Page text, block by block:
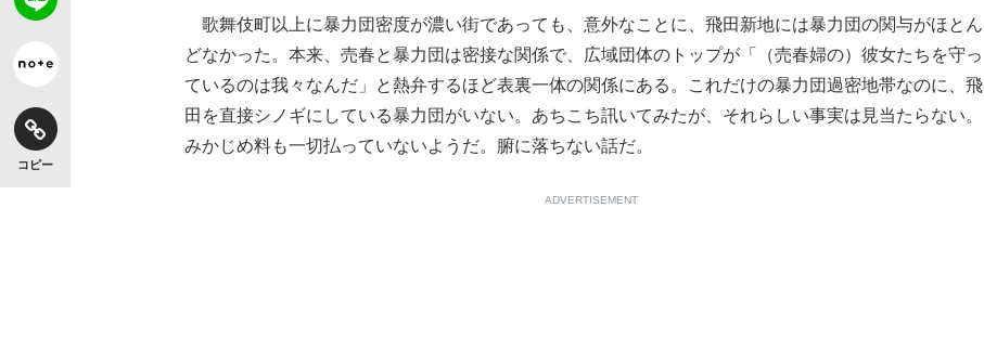
コピー
歌舞伎町以上に暴力団密度が濃い街であっても、意外なことに、飛田新地には暴力団の関与がほとん
どなかった。本来、売春と暴力団は密接な関係で、広域団体のトップが「（売春婦の）彼女たちを守っ
ているのは我々なんだ」と熱弁するほど表裏一体の関係にある。これだけの暴力団過密地帯なのに、飛
田を直接シノギにしている暴力団がいない。あちこち訊いてみたが、それらしい事実は見当たらない。
みかじめ料も一切払っていないようだ。腑に落ちない話だ。
ADVERTISEMENT